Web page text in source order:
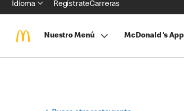
Idioma RegístrateCarreras
Nuestro Menú McDonald's App